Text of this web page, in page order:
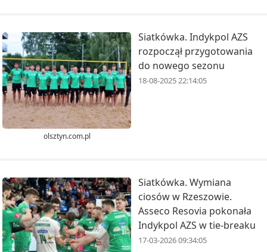
olsztyn.com.pl
Siatkówka. Indykpol AZS
rozpoczął przygotowania
do nowego sezonu
18-08-2025 22:14:05
Siatkówka. Wymiana
ciosów w Rzeszowie.
Asseco Resovia pokonała
Indykpol AZS w tie-breaku
17-03-2026 09:34:05